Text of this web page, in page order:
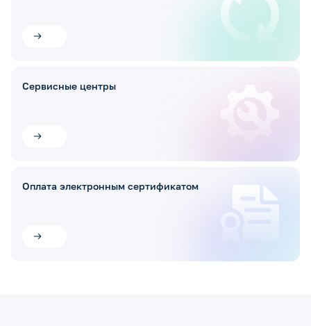
Сервисные центры
Оплата электронным сертификатом